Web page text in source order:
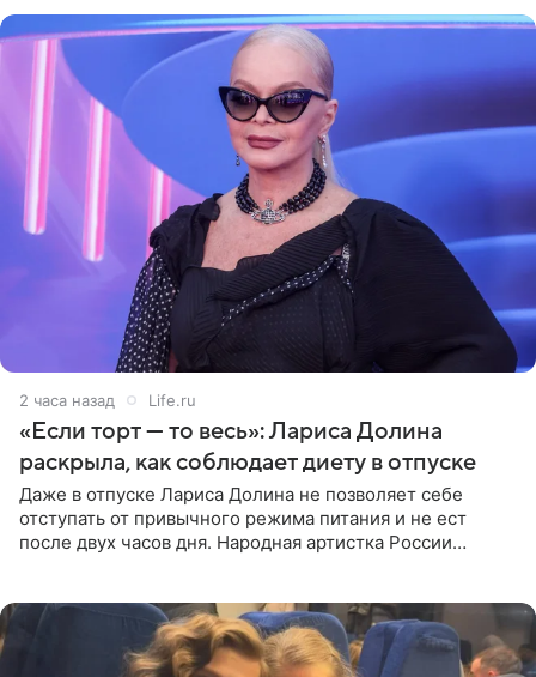
2 часа назад Life.ru
«Если торт — то весь»: Лариса Долина
раскрыла, как соблюдает диету в отпуске
Даже в отпуске Лариса Долина не позволяет себе
отступать от привычного режима питания и не ест
после двух часов дня. Народная артистка России